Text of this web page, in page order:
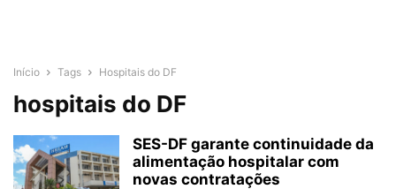
Início Tags Hospitais do DF
hospitais do DF
SES-DF garante continuidade da
alimentação hospitalar com
novas contratações